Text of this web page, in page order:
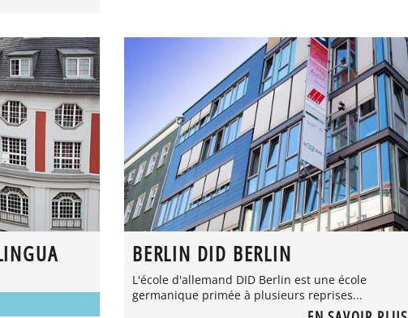
BERLIN DID BERLIN
L'école d'allemand DID Berlin est une école
germanique primée à plusieurs reprises...